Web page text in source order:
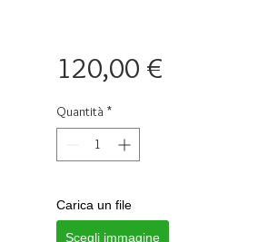
120,00 €Prezzo
Quantità *
Carica un file
Scegli immagine